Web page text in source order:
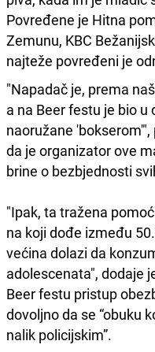
Povređene je Hitna
Zemunu, KBC
najteže povređeni je
"Napadač je, prema
a na Beer festu je bio
naoružane
da je organizator ove
brine o bezbjednosti
"Ipak, ta tražena
na koji dođe između
većina dolazi da
adolescenata", dodaje
Beer festu pristup
dovoljno da se “obuku
nalik policijskim”.